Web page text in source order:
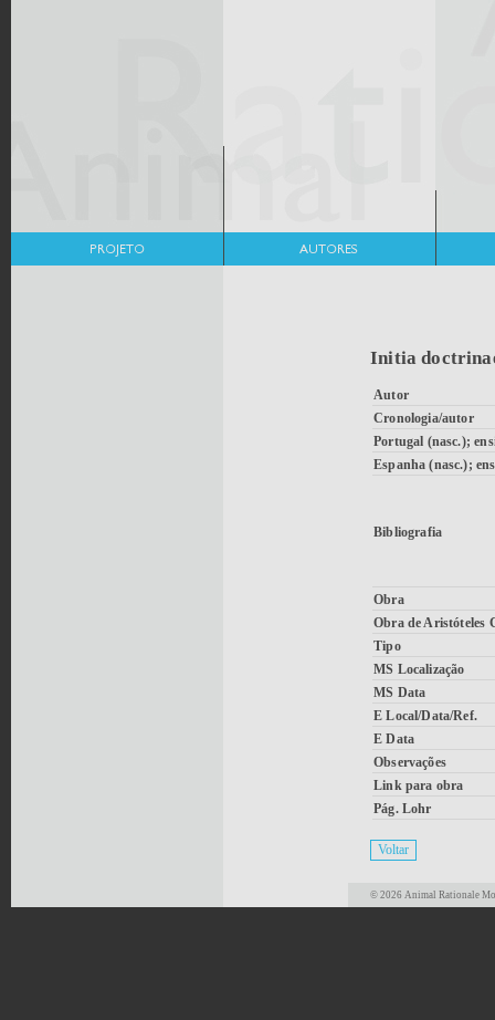
Initia
Autor
Cronologia/autor
Portugal (nasc.);
Espanha (nasc.);
Bibliografia
Obra
Obra de Aristóteles
Tipo
MS Localização
MS Data
E Local/Data/Ref.
E Data
Observações
Link para obra
Pág. Lohr
© 2026 Animal Rationale